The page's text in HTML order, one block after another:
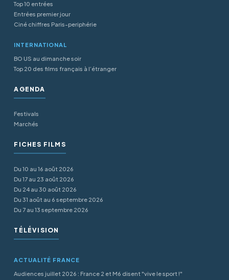
Top 10 entrées
Entrées premier jour
Ciné chiffres Paris-periphérie
INTERNATIONAL
BO US au dimanche soir
Top 20 des films français à l’étranger
AGENDA
Festivals
Marchés
FICHES FILMS
Du 10 au 16 août 2026
Du 17 au 23 août 2026
Du 24 au 30 août 2026
Du 31 août au 6 septembre 2026
Du 7 au 13 septembre 2026
TÉLÉVISION
ACTUALITÉ FRANCE
Audiences juillet 2026 : France 2 et M6 disent "vive le sport !"